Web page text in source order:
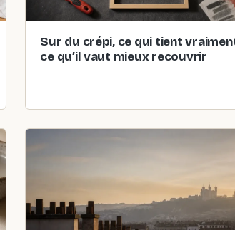
Sur du crépi, ce qui tient
ce qu’il vaut mieux recouvrir